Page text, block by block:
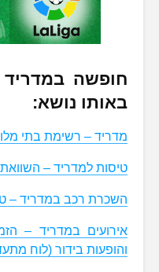
חופשה
באותו נושא:
מדריד – רשימת בתי
טיסות למדריד –
השכרת רכב במדריד –
אירועים במדריד –
והופעות בידור (לוח